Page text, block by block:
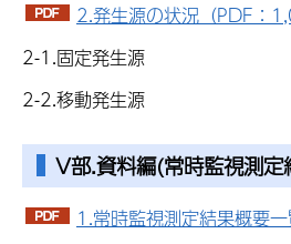
2.発生源の状況（PDF：
2-1.固定発生源
2-2.移動発生源
V部.資料編(常時監視測定
1.常時監視測定結果概要